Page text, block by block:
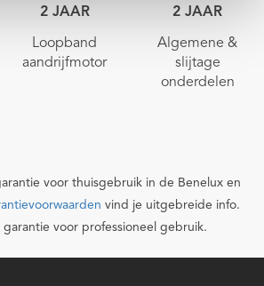
2 JAAR
Loopband
aandrijfmotor
2 JAAR
Algemene &
slijtage
onderdelen
voor thuisgebruik in de Benelux en
vind je uitgebreide info.
voor professioneel gebruik.